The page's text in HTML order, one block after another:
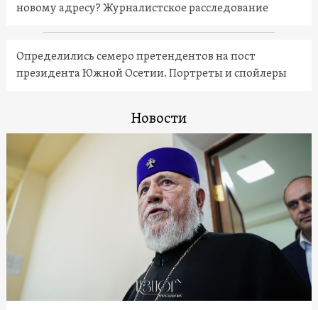
новому адресу? Журналистское расследование
Определились семеро претендентов на пост
президента Южной Осетии. Портреты и спойлеры
Новости